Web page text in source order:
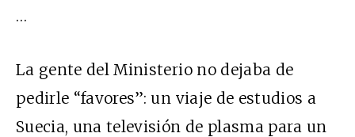
…
La gente del Ministerio no dejaba de
pedirle “favores”: un viaje de estudios a
Suecia, una televisión de plasma para un